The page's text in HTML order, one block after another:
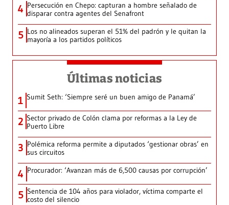
4 Persecución en Chepo: capturan a hombre señalado de
disparar contra agentes del Senafront
5 Los no alineados superan el 51% del padrón y le quitan la
mayoría a los partidos políticos
Últimas noticias
1 Sumit Seth: ‘Siempre seré un buen amigo de Panamá’
2 Sector privado de Colón clama por reformas a la Ley de
Puerto Libre
3 Polémica reforma permite a diputados ‘gestionar obras’ en
sus circuitos
4 Procurador: ‘Avanzan más de 6,500 causas por corrupción’
5 Sentencia de 104 años para violador, víctima comparte el
costo del silencio